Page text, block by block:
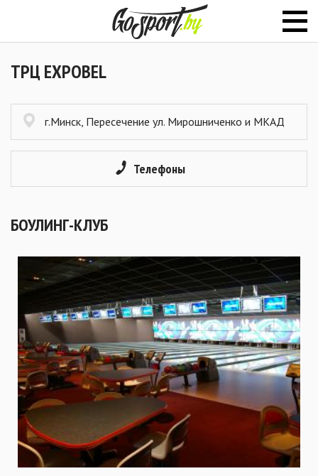
ТРЦ EXPOBEL
г.Минск, Пересечение ул. Мирошниченко и МКАД
Телефоны
БОУЛИНГ-КЛУБ